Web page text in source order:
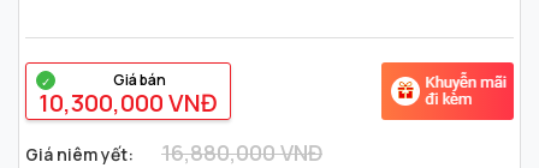
5
4
3
2
1
Giá bán
10,300,000 VNĐ
Giá niêm yết: 16,880,000 VNĐ